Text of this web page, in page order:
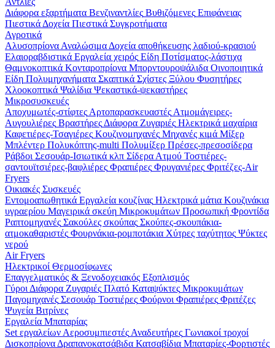
Διάφορα εξαρτήματα Βενζιναντλίες Βυθιζόμενες Επιφάνειας
Πιεστικά Δοχεία Πιεστικά Συγκροτήματα
Αγροτικά
Αλυσοπρίονα Αναλώσιμα Δοχεία αποθήκευσης λαδιού-κρασιού
Ελαιοραβδιστικά Εργαλεία χειρός Είδη Ποτίσματος-λάστιχα
Θαμνοκοπτικά Κονταροπρίονα Μπορντουροψάλιδα Οινοποιητικά
Είδη Πολυμηχανήματα Σκαπτικά Σχίστες Ξύλου Φυσητήρες
Χλοοκοπτικά Ψαλίδια Ψεκαστικά-ψεκαστήρες
Μικροσυσκευές
Αποχυμωτές-στίφτες Αρτοπαρασκευαστές Ατμομάγειρες-
Αυγουλιέρες Βραστήρες Διάφορα Ζυγαριές Ηλεκτρικά μαχαίρια
Καφετιέρες-Τσαγιέρες Κουζινομηχανές Μηχανές κιμά Μίξερ
Μπλέντερ Πολυκόπτης-multi Πολυμίξερ Πρέσες-πρεσοσίδερα
Ράβδοι Σεσουάρ-Ισιωτικά κλπ Σίδερα Ατμού Τοστιέρες-
σαντουϊτσιέρες-βαφλιέρες Φραπιέρες Φρυγανιέρες Φριτέζες-Air
Fryers
Οικιακές Συσκευές
Εντομοαπωθητικά Εργαλεία κουζίνας Ηλεκτρικά μάτια Κουζινάκια
υγραερίου Μαγειρικά σκεύη Μικροκυμάτων Προσωπική Φροντίδα
Ραπτομηχανές Σακούλες σκούπας Σκούπες-σκουπάκια-
ατμοκαθαριστές Φουρνάκια-ρομποτάκια Χύτρες ταχύτητος Ψύκτες
νερού
Air Fryers
Ηλεκτρικοί Θερμοσίφωνες
Επαγγελματικός & Ξενοδοχειακός Εξοπλισμός
Γύροι Διάφορα Ζυγαριές Πλατό Καταψύκτες Μικροκυμάτων
Παγομηχανές Σεσουάρ Τοστιέρες Φούρνοι Φραπιέρες Φριτέζες
Ψυγεία Βιτρίνες
Εργαλεία Μπαταρίας
Set εργαλείων Αεροσυμπιεστές Αναδευτήρες Γωνιακοί τροχοί
Δισκοπρίονα Δραπανοκατσάβιδα Κατσαβίδια Μπαταρίες-Φορτιστές